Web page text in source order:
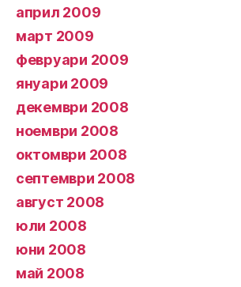
април 2009
март 2009
февруари 2009
януари 2009
декември 2008
ноември 2008
октомври 2008
септември 2008
август 2008
юли 2008
юни 2008
май 2008